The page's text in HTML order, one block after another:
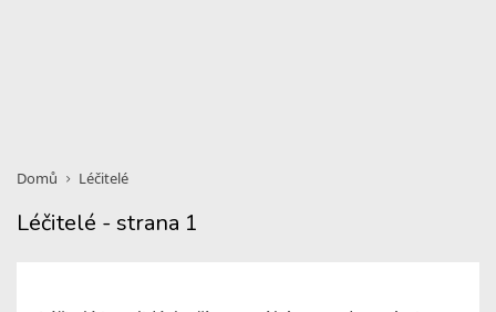
Domů Léčitelé
Léčitelé - strana 1